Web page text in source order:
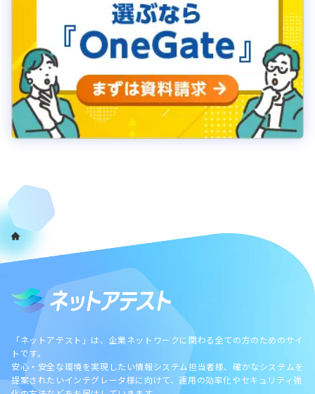
「ネットアテスト」は、企業ネットワークに関わる全ての方のためのサイ
トです。
安心・安全な環境を実現したい情報システム担当者様、確かなシステムを
提案されたいインテグレータ様に向けて、運用の効率化やセキュリティ強